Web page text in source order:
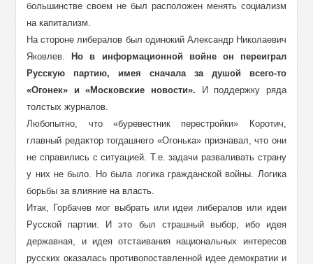
большинстве своем не был расположен менять социализм
на капитализм.
На стороне либералов был одинокий Александр Николаевич
Яковлев.
Но в информационной войне он переиграл
Русскую партию, имея сначала за душой всего-то
«Огонек» и «Московские новости». И поддержку ряда
толстых журналов.
Любопытно, что «буревестник перестройки» Коротич,
главный редактор тогдашнего «Огонька» признавал, что они
не справились с ситуацией. Т.е. задачи разваливать страну
у них не было. Но была логика гражданской войны. Логика
борьбы за влияние на власть.
Итак, Горбачев мог выбрать или идеи либералов или идеи
Русской партии. И это был страшный выбор, ибо идея
державная, и идея отстаивания национальных интересов
русских оказалась противопоставленной идее демократии и